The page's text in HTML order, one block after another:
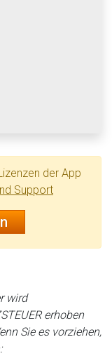
der App
Support
wird
erhoben
Sie es vorziehen,